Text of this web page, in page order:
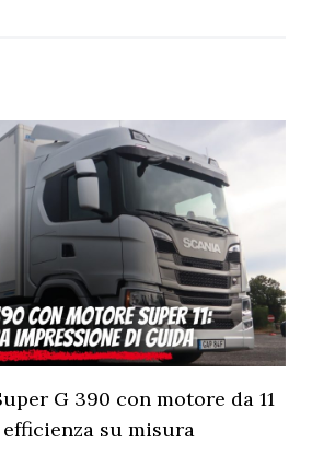
G 390 con motore da 11
su misura